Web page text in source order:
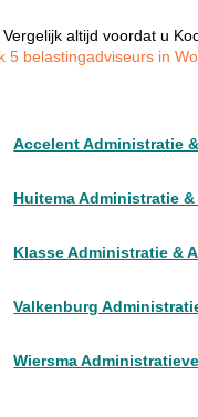
Vergelijk altijd voordat u
5 belastingadviseurs in
Accelent Administratie
Huitema Administratie
Klasse Administratie &
Valkenburg
Wiersma